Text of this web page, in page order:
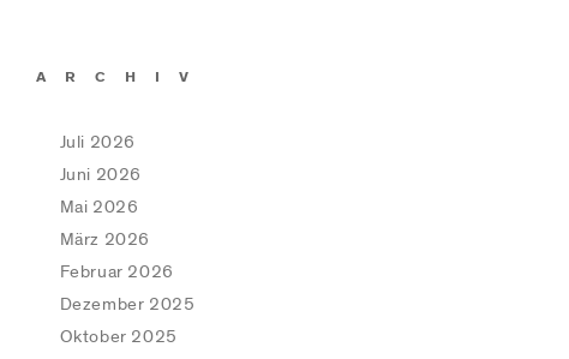
ARCHIV
Juli 2026
Juni 2026
Mai 2026
März 2026
Februar 2026
Dezember 2025
Oktober 2025